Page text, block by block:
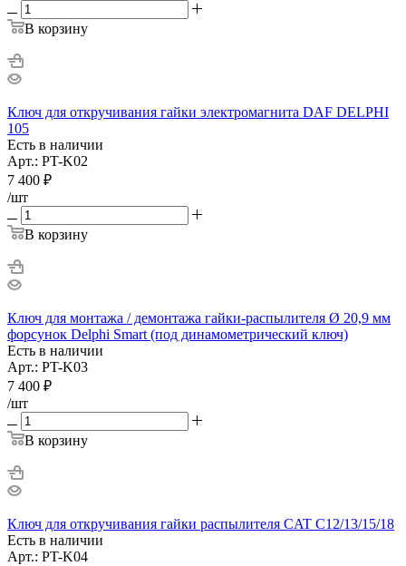
В корзину
Ключ для откручивания гайки электромагнита DAF DELPHI
105
Есть в наличии
Арт.: PT-K02
7 400 ₽
/шт
В корзину
Ключ для монтажа / демонтажа гайки-распылителя Ø 20,9 мм
форсунок Delphi Smart (под динамометрический ключ)
Есть в наличии
Арт.: PT-K03
7 400 ₽
/шт
В корзину
Ключ для откручивания гайки распылителя CAT C12/13/15/18
Есть в наличии
Арт.: PT-K04